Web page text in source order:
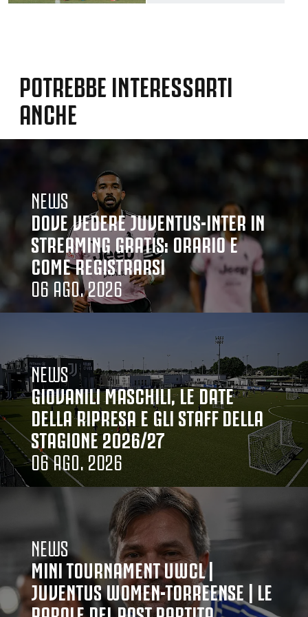
POTREBBE INTERESSARTI
ANCHE
NEWS
DOVE VEDERE JUVENTUS-INTER IN
STREAMING GRATIS: ORARIO E
COME REGISTRARSI
06 AGO. 2026
NEWS
GIOVANILI MASCHILI, LE DATE
DELLA RIPRESA E GLI STAFF DELLA
STAGIONE 2026/27
06 AGO. 2026
NEWS
MINI TOURNAMENT UWCL |
JUVENTUS WOMEN-TORREENSE | LE